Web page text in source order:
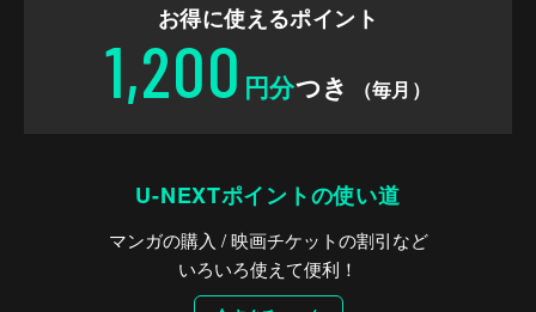
お得に使えるポイント
1,200 円分つき （毎月）
U-NEXTポイントの使い道
マンガの購入 / 映画チケットの割引など
いろいろ使えて便利！